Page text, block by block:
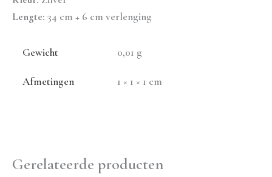
Lengte: 34 cm + 6 cm verlenging
Gewicht 0,01 g
Afmetingen 1 × 1 × 1 cm
Gerelateerde producten